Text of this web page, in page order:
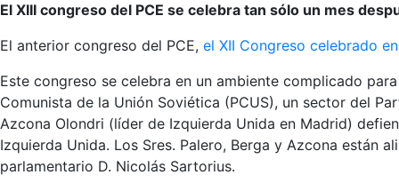
El XIII congreso del PCE se celebra tan sólo un mes
El anterior congreso del PCE, el XII Congreso celebrado
Este congreso se celebra en un ambiente complicado
Comunista de la Unión Soviética (PCUS), un sector del
Azcona Olondri (líder de Izquierda Unida en Madrid)
Izquierda Unida. Los Sres. Palero, Berga y Azcona están
parlamentario D. Nicolás Sartorius.